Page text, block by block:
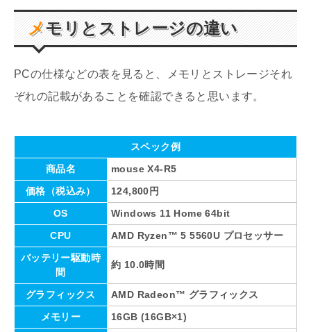
メモリとストレージの違い
PCの仕様などの表を見ると、メモリとストレージそれ
ぞれの記載があることを確認できると思います。
スペック例
商品名
mouse X4-R5
価格（税込み）
124,800円
OS
Windows 11 Home 64bit
CPU
AMD Ryzen™ 5 5560U プロセッサー
バッテリー駆動時
間
約 10.0時間
グラフィックス
AMD Radeon™ グラフィックス
メモリー
16GB (16GB×1)